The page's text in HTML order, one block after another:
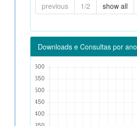
previous 1/2 show all
Downloads e Consultas por ano